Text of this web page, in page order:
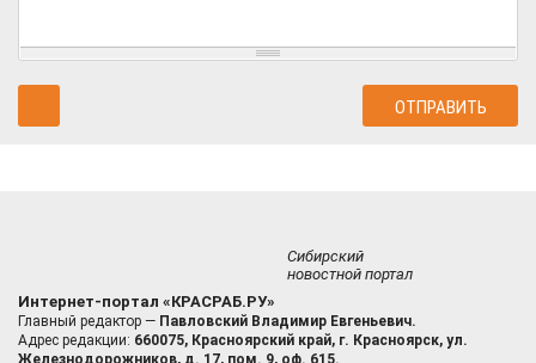
Сибирский
новостной портал
Интернет-портал «КРАСРАБ.РУ»
Главный редактор — Павловский Владимир Евгеньевич.
Адрес редакции: 660075, Красноярский край, г. Красноярск, ул.
Железнодорожников, д. 17, пом. 9, оф. 615.